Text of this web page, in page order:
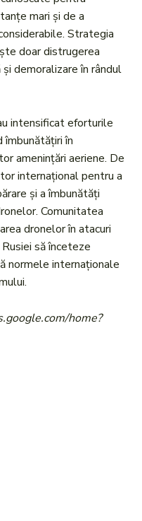
mari și de a
Strategia
doar distrugerea
demoralizare în rândul
intensificat eforturile
îmbunătățiri în
amenințări aeriene. De
internațional pentru a
și a îmbunătăți
Comunitatea
dronelor în atacuri
să înceteze
normele internaționale
home?